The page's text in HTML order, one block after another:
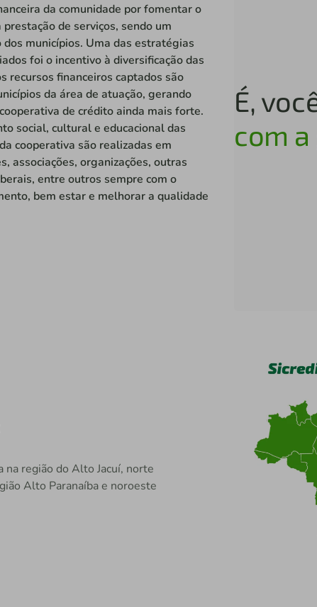
da comunidade por fomentar o
de serviços, sendo um
municípios. Uma das estratégias
foi o incentivo à diversificação das
recursos financeiros captados são
da área de atuação, gerando
de crédito ainda mais forte.
social, cultural e educacional das
cooperativa são realizadas em
associações, organizações, outras
entre outros sempre com o
bem estar e melhorar a qualidade
É,
com
na região do Alto Jacuí, norte
Alto Paranaíba e noroeste